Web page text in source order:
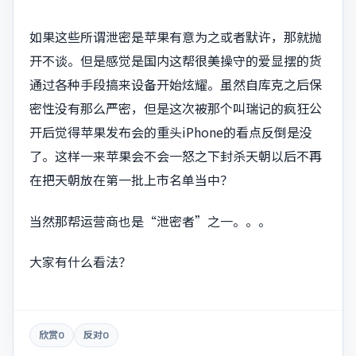
如果这些所谓泄密是苹果有意为之或者默许，那就抛
开不谈。但是感觉是国内这帮很美操守的爱显摆的货
通过各种手段搞来设备开始炫耀。虽然自库克之后保
密性没有那么严密，但是这次被那个叫瑞记的疯狂公
开后觉得苹果发布会的重头iPhone的看点反倒是没
了。这样一来苹果会不会一怒之下封杀天朝以后不再
在把天朝放在第一批上市名单当中？
当然那帮运营商也是“泄密者”之一。。。
大家有什么看法？
欣赏0 反对0